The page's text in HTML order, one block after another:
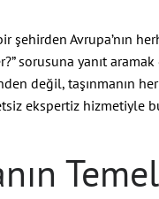
Avrupa’nın
sorusuna yanıt
değil, taşınmanın
ekspertiz hizmetiyle